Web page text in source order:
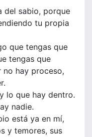
del sabio, porque
tu propia
que tengas que
tengas que
no hay proceso,
lo que hay dentro.
nadie.
está ya en mí,
y temores, sus